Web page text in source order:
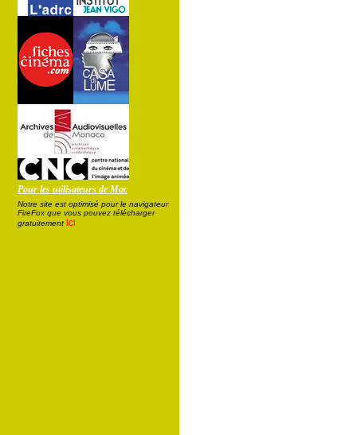
Pour les utilisateurs de Mac
Notre site est optimisé pour le navigateur
FireFox que vous pouvez télécharger
gratuitement ici